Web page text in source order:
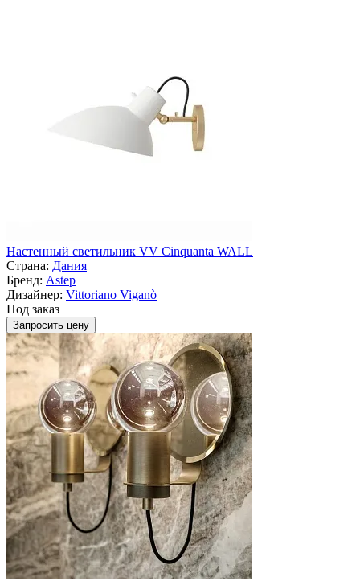
Настенный светильник VV Cinquanta WALL
Страна: Дания
Бренд: Astep
Дизайнер: Vittoriano Viganò
Под заказ
Запросить цену